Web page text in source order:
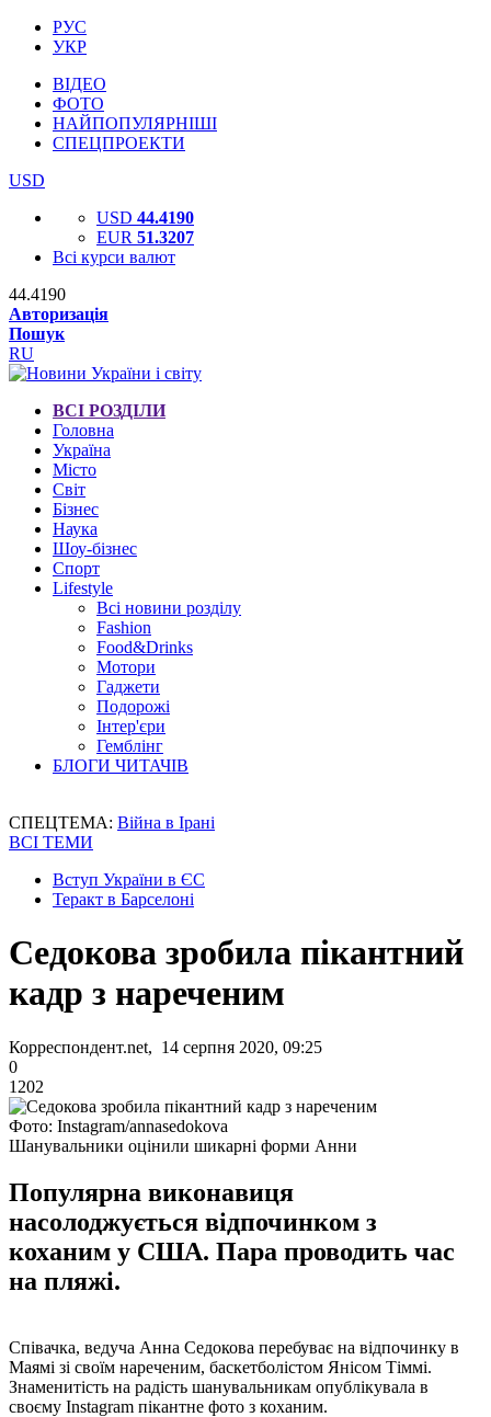
РУС
УКР
ВІДЕО
ФОТО
НАЙПОПУЛЯРНІШІ
СПЕЦПРОЕКТИ
USD
USD 44.4190
EUR 51.3207
Всі курси валют
44.4190
Авторизація
Пошук
RU
ВСІ РОЗДІЛИ
Головна
Україна
Місто
Світ
Бізнес
Наука
Шоу-бізнес
Спорт
Lifestyle
Всі новини розділу
Fashion
Food&Drinks
Мотори
Гаджети
Подорожі
Інтер'єри
Гемблінг
БЛОГИ ЧИТАЧІВ
СПЕЦТЕМА: Війна в Ірані
ВСІ ТЕМИ
Вступ України в ЄС
Теракт в Барселоні
Седокова зробила пікантний
кадр з нареченим
Корреспондент.net, 14 серпня 2020, 09:25
0
1202
Фото: Instagram/annasedokova
Шанувальники оцінили шикарні форми Анни
Популярна виконавиця
насолоджується відпочинком з
коханим у США. Пара проводить час
на пляжі.
Співачка, ведуча Анна Седокова перебуває на відпочинку в
Маямі зі своїм нареченим, баскетболістом Янісом Тіммі.
Знаменитість на радість шанувальникам опублікувала в
своєму Instagram пікантне фото з коханим.